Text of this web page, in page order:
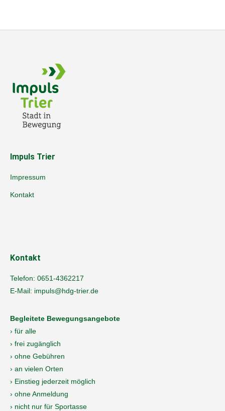
Impuls Trier
Impressum
Kontakt
Kontakt
Telefon: 0651-4362217
E-Mail: impuls@hdg-trier.de
Begleitete Bewegungsangebote
› für alle
› frei zugänglich
› ohne Gebühren
› an vielen Orten
› Einstieg jederzeit möglich
› ohne Anmeldung
› nicht nur für Sportasse